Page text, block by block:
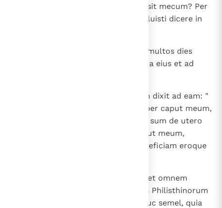
ames me, cum animus tuus non sit mecum? Per
tres vices mentitus es mihi et noluisti dicere in
Cumque molesta ei esset et per multos dies
iugiter eum urgeret, defecit anima eius et ad
Tunc aperiens ei totum cor suum dixit ad eam: "
Novacula numquam ascendit super caput meum,
quia nazaraeus consecratus Deo sum de utero
matris meae; si rasum fuerit caput meum,
recedet a me fortitudo mea, et deficiam eroque
Videns illa quod confessus ei esset omnem
animum suum, misit ad principes Philisthinorum
atque mandavit: " Ascendite adhuc semel, quia